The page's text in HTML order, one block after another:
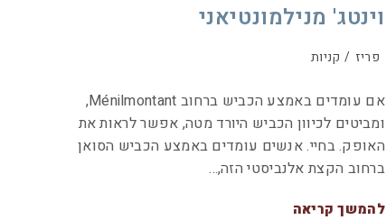
וינטג' מנילמונטיאני
פריז / קניות
אם עומדים באמצע הכביש ברחוב Ménilmontant,
ומביטים לכיוון הכביש היורד מטה, אפשר לראות את
האופק. בחיי. אנשים עומדים באמצע הכביש הסואן
ברחוב הקצת אלנביסטי הזה,…
להמשך קריאה